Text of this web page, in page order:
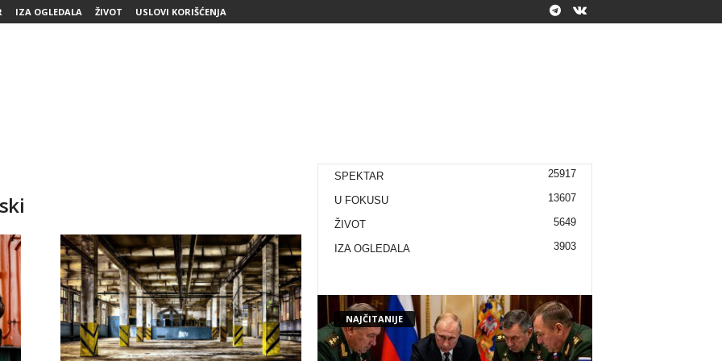
IZA OGLEDALA ŽIVOT USLOVI KORIŠĆENJA
SPEKTAR 25917
U FOKUSU 13607
ŽIVOT 5649
IZA OGLEDALA 3903
NAJČITANIJE